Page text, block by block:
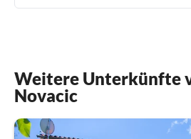
Weitere Unterkünfte
Novacic